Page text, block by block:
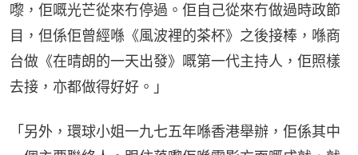
嚟，佢嘅光芒從來冇停過。佢自己從來冇做過時政節
目，但係佢曾經喺《風波裡的茶杯》之後接棒，喺商
台做《在晴朗的一天出發》嘅第一代主持人，佢照樣
去接，亦都做得好好。」
「另外，環球小姐一九七五年喺香港舉辦，佢係其中